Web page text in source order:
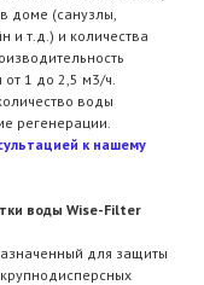
доме (санузлы,
и т.д.) и количества
от 1 до 2,5 м3/ч.
воды
регенерации.
к нашему
воды Wise-Filter
для защиты